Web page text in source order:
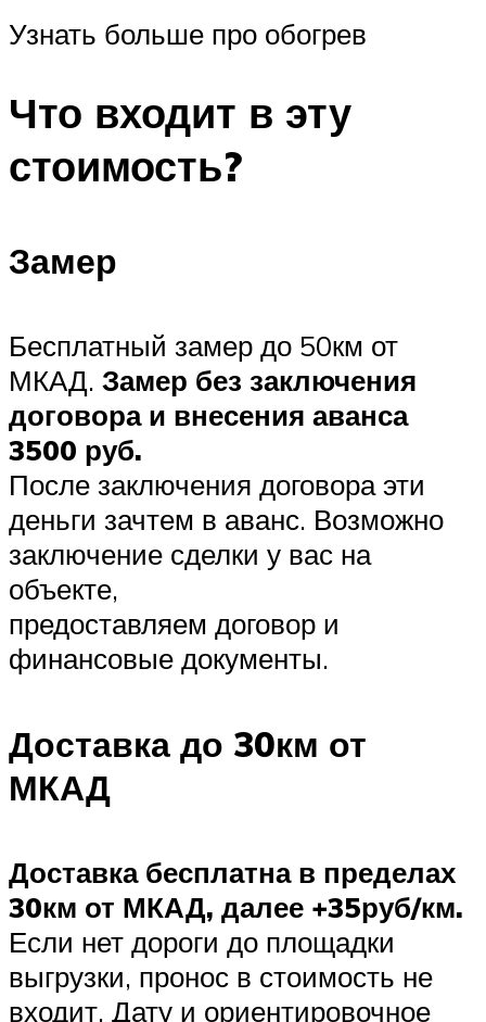
Узнать больше про обогрев
Что входит в эту
стоимость?
Замер
Бесплатный замер до 50км от
МКАД. Замер без заключения
договора и внесения аванса
3500 руб.
После заключения договора эти
деньги зачтем в аванс. Возможно
заключение сделки у вас на
объекте,
предоставляем договор и
финансовые документы.
Доставка до 30км от
МКАД
Доставка бесплатна в пределах
30км от МКАД, далее +35руб/км.
Если нет дороги до площадки
выгрузки, пронос в стоимость не
входит. Дату и ориентировочное